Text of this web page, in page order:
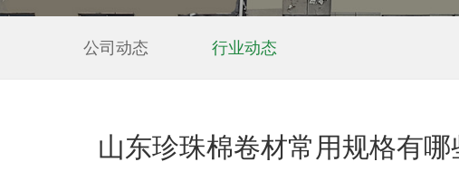
公司动态 行业动态
山东珍珠棉卷材常用规格有